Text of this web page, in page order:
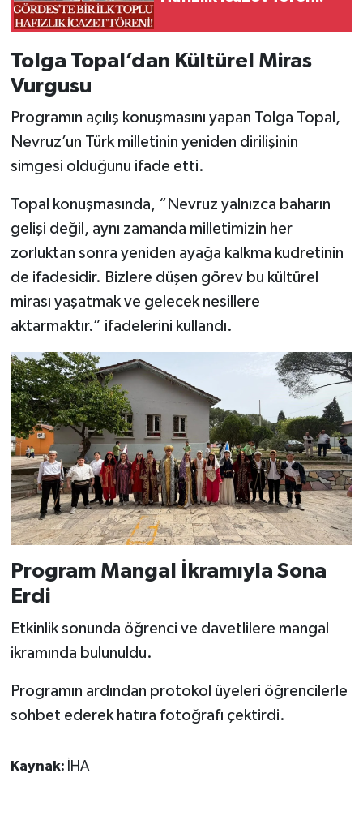
Tolga Topal’dan Kültürel Miras
Vurgusu
Programın açılış konuşmasını yapan Tolga Topal,
Nevruz’un Türk milletinin yeniden dirilişinin
simgesi olduğunu ifade etti.
Topal konuşmasında, “Nevruz yalnızca baharın
gelişi değil, aynı zamanda milletimizin her
zorluktan sonra yeniden ayağa kalkma kudretinin
de ifadesidir. Bizlere düşen görev bu kültürel
mirası yaşatmak ve gelecek nesillere
aktarmaktır.” ifadelerini kullandı.
Program Mangal İkramıyla Sona
Erdi
Etkinlik sonunda öğrenci ve davetlilere mangal
ikramında bulunuldu.
Programın ardından protokol üyeleri öğrencilerle
sohbet ederek hatıra fotoğrafı çektirdi.
Kaynak: İHA